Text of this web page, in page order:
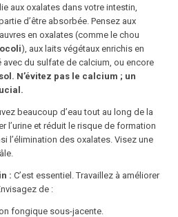
aux oxalates dans votre intestin,
d’être absorbée. Pensez aux
en oxalates (comme le chou
), aux laits végétaux enrichis en
du sulfate de calcium, ou encore
. N’évitez pas le calcium ; un
beaucoup d’eau tout au long de la
l’urine et réduit le risque de formation
l’élimination des oxalates. Visez une
: C’est essentiel. Travaillez à améliorer
de :
fongique sous-jacente.